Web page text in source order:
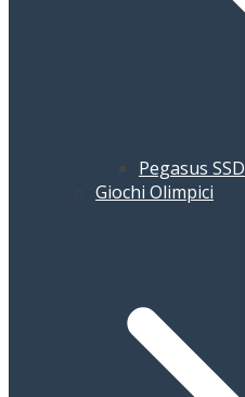
Pegasus SSD
Giochi Olimpici